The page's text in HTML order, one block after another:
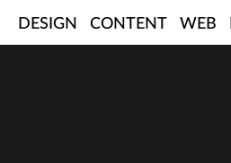
DESIGN CONTENT WEB